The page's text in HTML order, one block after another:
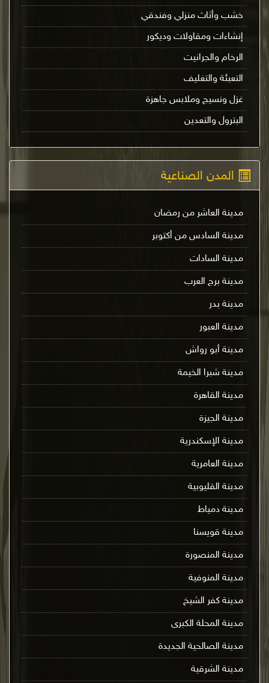
خشب وأثاث منزلي وفندقي
إنشاءات ومقاولات وديكور
الرخام والجرانيت
التعبئة والتغليف
غزل ونسيج وملابس جاهزة
البترول والتعدين
المدن الصناعية
مدينة العاشر من رمضان
مدينة السادس من أكتوبر
مدينة السادات
مدينة برج العرب
مدينة بدر
مدينة العبور
مدينة أبو رواش
مدينة شبرا الخيمة
مدينة القاهرة
مدينة الجيزة
مدينة الإسكندرية
مدينة العامرية
مدينة القليوبية
مدينة دمياط
مدينة قويسنا
مدينة المنصورة
مدينة المنوفية
مدينة كفر الشيخ
مدينة المحلة الكبرى
مدينة الصالحية الجديدة
مدينة الشرقية